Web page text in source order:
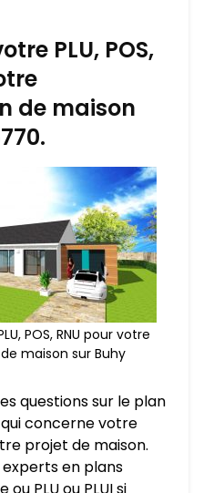
PLU, POS,
de maison
POS, RNU pour votre
maison sur Buhy
questions sur le plan
concerne votre
projet de maison.
experts en plans